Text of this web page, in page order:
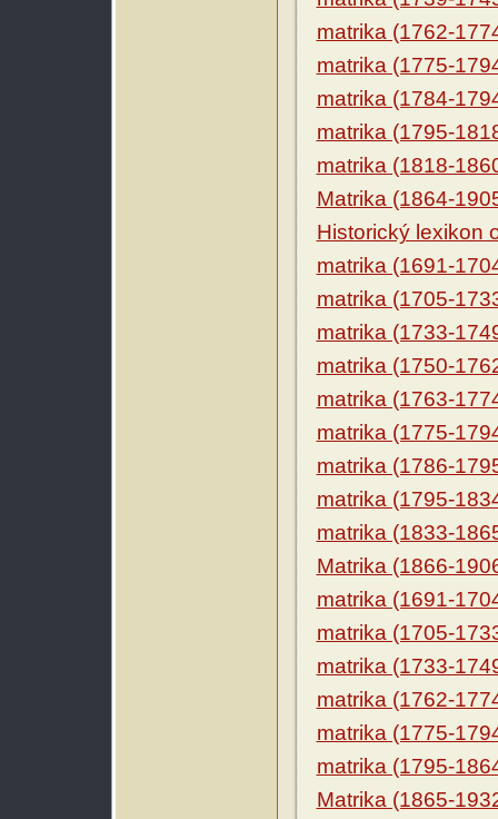
matrika (1762-
matrika (1775-
matrika (1784-
matrika (1795-
matrika (1818-
Matrika (1864-
Historický lexikon
matrika (1691-
matrika (1705-
matrika (1733-
matrika (1750-
matrika (1763-
matrika (1775-
matrika (1786-
matrika (1795-
matrika (1833-
Matrika (1866-
matrika (1691-
matrika (1705-
matrika (1733-
matrika (1762-
matrika (1775-
matrika (1795-
Matrika (1865-